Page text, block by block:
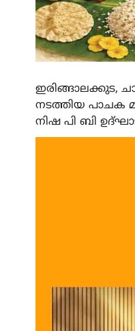
ഇരിങ്ങാലക്കുട,
നടത്തിയ പാചക
നിഷ പി ബി